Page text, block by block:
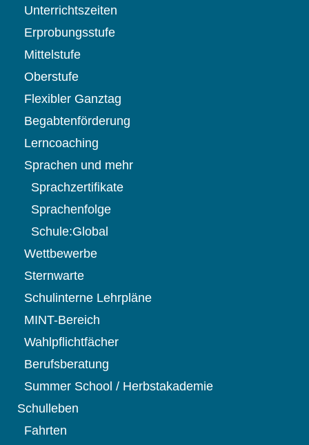
Unterrichtszeiten
Erprobungsstufe
Mittelstufe
Oberstufe
Flexibler Ganztag
Begabtenförderung
Lerncoaching
Sprachen und mehr
Sprachzertifikate
Sprachenfolge
Schule:Global
Wettbewerbe
Sternwarte
Schulinterne Lehrpläne
MINT-Bereich
Wahlpflichtfächer
Berufsberatung
Summer School / Herbstakademie
Schulleben
Fahrten